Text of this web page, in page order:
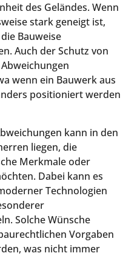
des Geländes. Wenn
stark geneigt ist,
Bauweise
Auch der Schutz von
wenn ein Bauwerk aus
positioniert werden
kann in den
liegen, die
Merkmale oder
Dabei kann es
Technologien
Solche Wünsche
Vorgaben
was nicht immer